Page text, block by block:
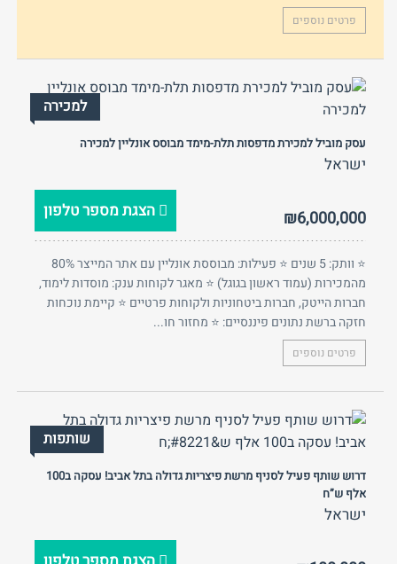
פרטים נוספים
למכירה
עסק מוביל למכירת מדפסות תלת-מימד מבוסס אונליין למכירה
ישראל
₪6,000,000 הצגת מספר טלפון
⭐ וותק: 5 שנים ⭐ פעילות: מבוססת אונליין עם אתר המייצר 80%
מהמכירות (עמוד ראשון בגוגל) ⭐ מאגר לקוחות ענק: מוסדות לימוד,
חברות הייטק, חברות ביטחוניות ולקוחות פרטיים ⭐ קיימת נוכחות
חזקה ברשת נתונים פיננסיים: ⭐ מחזור חו...
פרטים נוספים
שותפות
דרוש שותף פעיל לסניף מרשת פיצריות גדולה בתל אביב! עסקה ב100
אלף ש”ח
ישראל